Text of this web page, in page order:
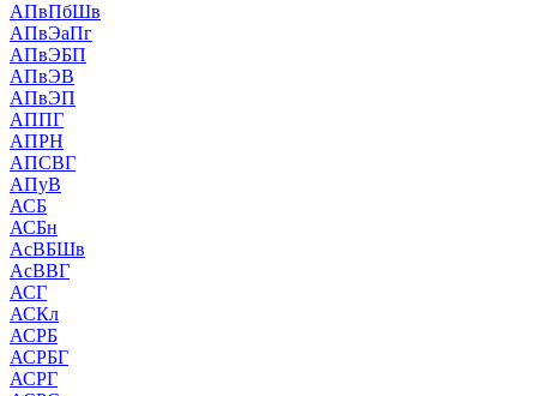
АПвПбШв
АПвЭаПг
АПвЭБП
АПвЭВ
АПвЭП
АППГ
АПРН
АПСВГ
АПуВ
АСБ
АСБн
АсВБШв
АсВВГ
АСГ
АСКл
АСРБ
АСРБГ
АСРГ